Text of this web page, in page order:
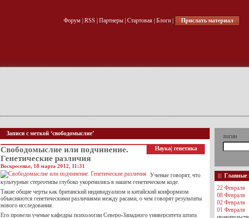
Форум| RSS Партнеры| Стартовая| Блоги| Прислать материал
Записи с меткой ‘свободомыслие’
Наука| генетика
Свободомыслие или подчинение.
Генетические различия
Воскресенье, 18 марта 2012, 11:31
Ученые говорят, что
культурные стереотипы глубоко укоренились в нашем генетическом коде.
Такие общие черты как британский индивидуализм и китайский конформизм
объясняются генетическими различиями между расами, о чем говорят результаты
нового исследования.
Его провели ученые кафедры психологии Северо-Западного университета штата
логин
Главные
22 Февраля
08 Февраля
02 Февраля
01 Февраля